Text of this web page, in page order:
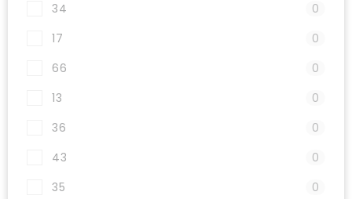
34
0
17
0
66
0
13
0
36
0
43
0
35
0